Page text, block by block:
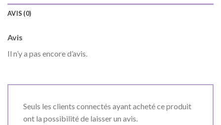
AVIS (0)
Avis
Il n’y a pas encore d’avis.
Seuls les clients connectés ayant acheté ce produit
ont la possibilité de laisser un avis.